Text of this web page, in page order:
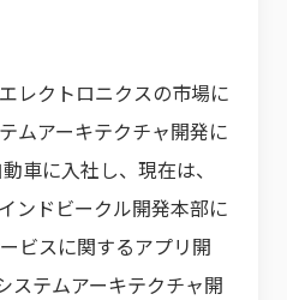
レクトロニクスの市場に
ムアーキテクチャ開発に
車に入社し、現在は、
ンドビークル開発本部に
ビスに関するアプリ開
ステムアーキテクチャ開